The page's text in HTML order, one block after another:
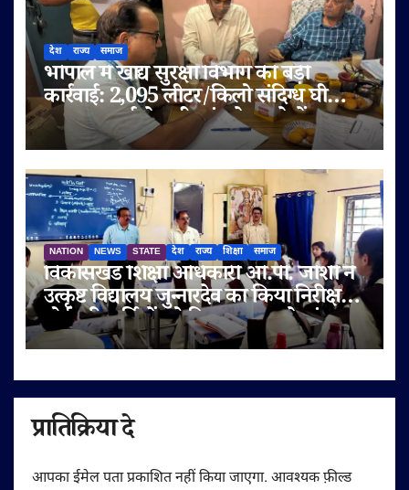
देश राज्य समाज
भोपाल में खाद्य सुरक्षा विभाग की बड़ी
कार्रवाई: 2,095 लीटर/किलो संदिग्ध घी
जब्त, सप्लाई चेन भी जांच के दायरे में
NATION NEWS STATE देश राज्य शिक्षा समाज
विकासखंड शिक्षा अधिकारी ओ.पी. जोशी ने
उत्कृष्ट विद्यालय जुन्नारदेव का किया निरीक्षण,
बोर्ड परीक्षार्थियों को दिए सफलता के मंत्र
प्रातिक्रिया दे
आपका ईमेल पता प्रकाशित नहीं किया जाएगा. आवश्यक फ़ील्ड